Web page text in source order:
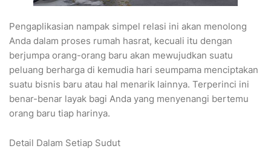
Pengaplikasian nampak simpel relasi ini akan menolong
Anda dalam proses rumah hasrat, kecuali itu dengan
berjumpa orang-orang baru akan mewujudkan suatu
peluang berharga di kemudia hari seumpama menciptakan
suatu bisnis baru atau hal menarik lainnya. Terperinci ini
benar-benar layak bagi Anda yang menyenangi bertemu
orang baru tiap harinya.
Detail Dalam Setiap Sudut